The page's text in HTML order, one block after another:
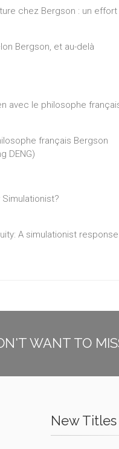
chez Bergson : un
Bergson, et au-delà
avec le philosophe
français Bergson
DENG)
Simulationist?
A simulationist
WANT TO
New Titles